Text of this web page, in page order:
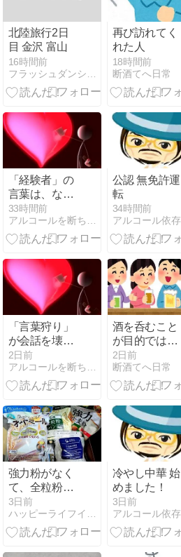
北陸旅行2日
目 金沢 富山
16時間前
再び訪れてく
れた人
18時間前
断酒てへ日常
「経験者」の
言葉は、なぜ
心に刺さるの
か
33時間前
アルコールを断ちたい方、元依存症カウンセラーが協力します。
公認 無免許運
転
34時間前
「言葉狩り」
が会話を壊し
ている
2日前
アルコールを断ちたい方、元依存症カウンセラーが協力します。
酒を呑むこと
が目的ではな
かったはずだ
2日前
断酒てへ日常
強力粉がなく
て、全粒粉の
パン
3日前
ハッピーライフイン沖縄
冷やし中華 始
めました！
3日前